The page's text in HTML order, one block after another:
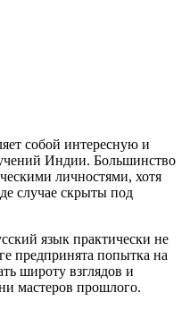
собой интересную и
Индии. Большинство
личностями, хотя
случае скрыты под
язык практически не
предпринята попытка на
широту взглядов и
мастеров прошлого.